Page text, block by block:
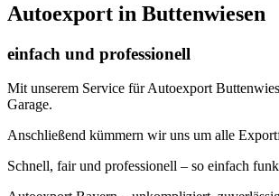
Autoexport in Buttenwiesen
einfach und professionell
Mit unserem Service für Autoexport
Garage.
Anschließend kümmern wir uns um alle
Schnell, fair und professionell – so einfach